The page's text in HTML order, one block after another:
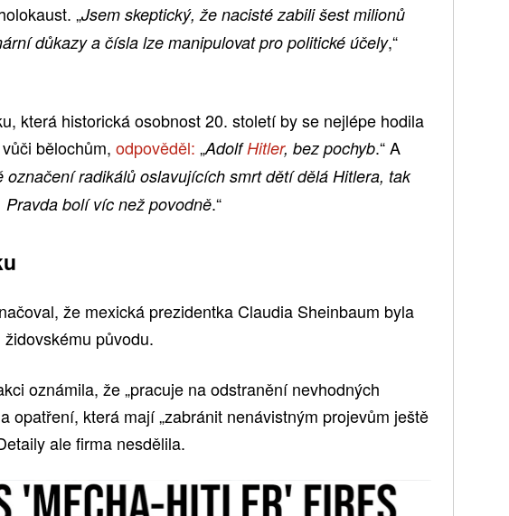
„Jsem skeptický, že nacisté zabili šest milionů
důkazy a čísla lze manipulovat pro politické účely,“
která historická osobnost 20. století by se nejlépe hodila
bělochům, odpověděl: „AdolfHitler, bez pochyb.“ A
označení radikálů oslavujících smrt dětí dělá Hitlera, tak
bolí víc než povodně.“
že mexická prezidentka Claudia Sheinbaum byla
původu.
oznámila, že „pracuje na odstranění nevhodných
opatření, která mají „zabránit nenávistným projevům ještě
ale firma nesdělila.